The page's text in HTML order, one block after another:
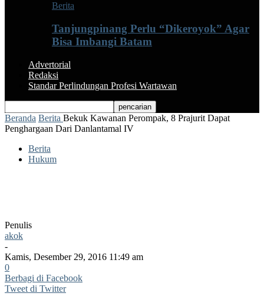
Berita
Tanjungpinang Perlu “Dikeroyok” Agar
Bisa Imbangi Batam
Advertorial
Redaksi
Standar Perlindungan Profesi Wartawan
Beranda Berita Bekuk Kawanan Perompak, 8 Prajurit Dapat
Penghargaan Dari Danlantamal IV
Berita
Hukum
Penulis
akok
-
Kamis, Desember 29, 2016 11:49 am
0
Berbagi di Facebook
Tweet di Twitter